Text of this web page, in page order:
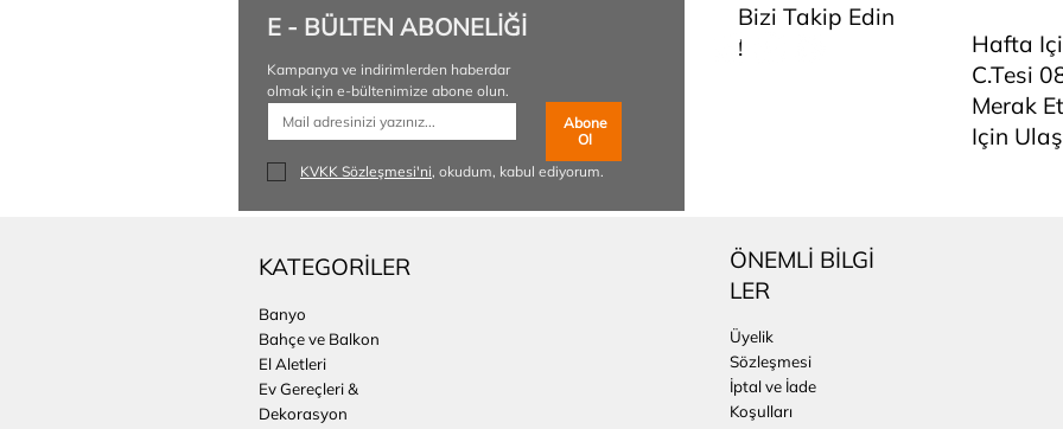
E - BÜLTEN ABONELİĞİ
Kampanya ve indirimlerden haberdar
olmak için e-bültenimize abone olun.
Abone
Ol
KVKK Sözleşmesi'ni, okudum, kabul ediyorum.
Bizi Takip Edin
!
Hafta
C.tesi
Merak
Için
KATEGORİLER
Banyo
Bahçe ve Balkon
El Aletleri
Ev Gereçleri &
Dekorasyon
ÖNEMLİ BİLGİ
LER
Üyelik
Sözleşmesi
İptal ve İade
Koşulları